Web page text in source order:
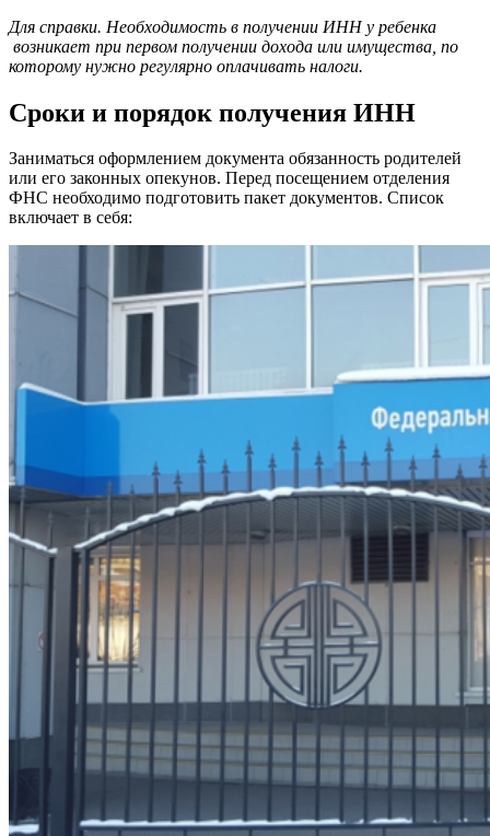
Для справки. Необходимость в получении ИНН у ребенка
возникает при первом получении дохода или имущества, по
которому нужно регулярно оплачивать налоги.
Сроки и порядок получения ИНН
Заниматься оформлением документа обязанность родителей
или его законных опекунов. Перед посещением отделения
ФНС необходимо подготовить пакет документов. Список
включает в себя: